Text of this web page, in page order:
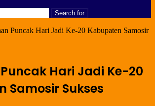
Search for
Puncak Hari Jadi Ke-20 Kabupaten Samosir
Hari Jadi Ke-20
Samosir Sukses